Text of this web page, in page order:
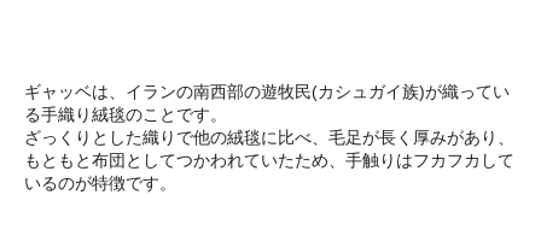
ギャッベは、イランの南西部の遊牧民(カシュガイ族)が織ってい
る手織り絨毯のことです。
ざっくりとした織りで他の絨毯に比べ、毛足が長く厚みがあり、
もともと布団としてつかわれていたため、手触りはフカフカして
いるのが特徴です。